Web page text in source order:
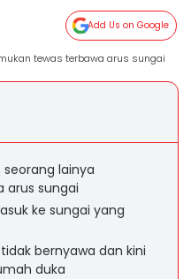
Add Us on Google
tewas terbawa arus sungai
lainya
arus sungai
ke sungai yang
bernyawa dan kini
duka